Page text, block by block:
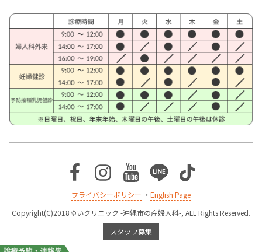
Facebook
Instagram
Youtube
LineTikTok
プライバシーポリシー ・ English Page
Copyright(C)2018ゆいクリニック -沖縄市の産婦人科-, ALL Rights Reserved.
スタッフ募集